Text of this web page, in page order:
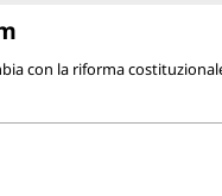
con la riforma